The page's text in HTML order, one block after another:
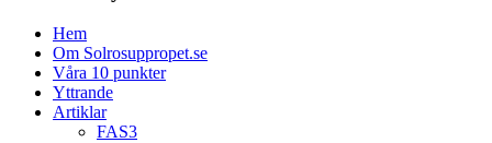
Hem
Om Solrosuppropet.se
Våra 10 punkter
Yttrande
Artiklar
FAS3